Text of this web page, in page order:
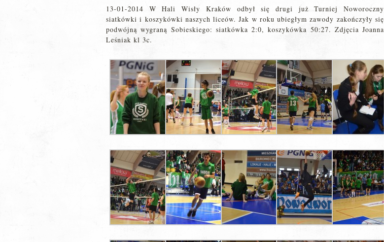
13-01-2014 W Hali Wisły Kraków odbył się drugi już Turniej Noworoczny
siatkówki i koszykówki naszych liceów. Jak w roku ubiegłym zawody zakończyły się
podwójną wygraną Sobieskiego: siatkówka 2:0, koszykówka 50:27. Zdjęcia Joanna
Leśniak kl 3c.